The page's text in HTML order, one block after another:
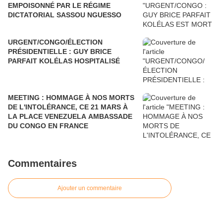
EMPOISONNÉ PAR LE RÉGIME
DICTATORIAL SASSOU NGUESSO
URGENT/CONGO/ÉLECTION
PRÉSIDENTIELLE : GUY BRICE
PARFAIT KOLÉLAS HOSPITALISÉ
MEETING : HOMMAGE À NOS MORTS
DE L'INTOLÉRANCE, CE 21 MARS À
LA PLACE VENEZUELA AMBASSADE
DU CONGO EN FRANCE
Commentaires
Ajouter un commentaire